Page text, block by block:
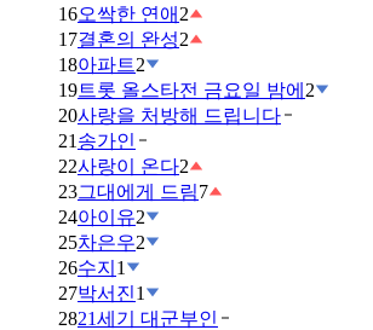
16오싹한 연애 2
17결혼의 완성2
18아파트2
19트롯 올스타전 금요일 밤에 2
20사랑을 처방해 드립니다
21 송가인
22사랑이 온다2
23그대에게 드림7
24아이유2
25차은우2
26수지 1
27박서진1
2821세기 대군부인